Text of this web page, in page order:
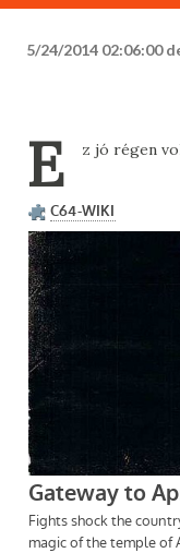
5/24/2014 02:06:00
E z jó régen